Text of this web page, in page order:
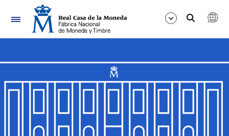
Nabigazioa
Erakutsi/Ezkutatu
Erakutsi/Ezkutatu